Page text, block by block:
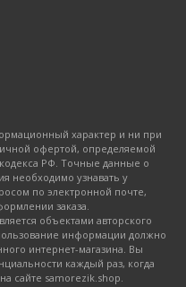
характер и ни при
офертой, определяемой
РФ. Точные данные о
необходимо узнавать у
по электронной почте,
заказа.
объектами авторского
информации должно
интернет-магазина. Вы
каждый раз, когда
сайте samorezik.shop.